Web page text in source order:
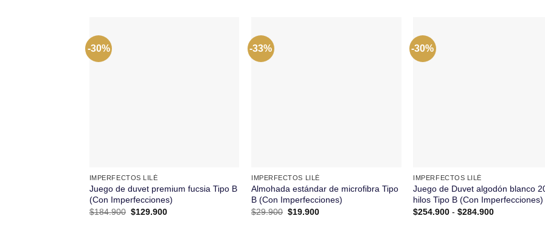
-30%
IMPERFECTOS LILÉ
Juego de duvet premium fucsia Tipo B
(Con Imperfecciones)
$184.900 El
$129.900El
-33%
IMPERFECTOS LILÉ
Almohada estándar de microfibra Tipo
B (Con Imperfecciones)
$29.900 El
$19.900El
-30%
IMPERFECTOS LILÉ
Juego de Duvet algodón blanco
hilos Tipo B (Con Imperfecciones)
$254.900 - $284.900Rango